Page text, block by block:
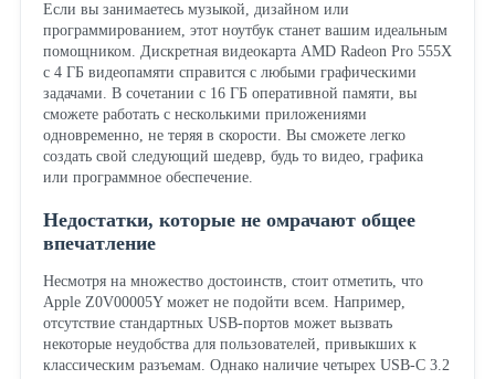
Если вы занимаетесь музыкой, дизайном или
программированием, этот ноутбук станет вашим идеальным
помощником. Дискретная видеокарта AMD Radeon Pro 555X
с 4 ГБ видеопамяти справится с любыми графическими
задачами. В сочетании с 16 ГБ оперативной памяти, вы
сможете работать с несколькими приложениями
одновременно, не теряя в скорости. Вы сможете легко
создать свой следующий шедевр, будь то видео, графика
или программное обеспечение.
Недостатки, которые не омрачают общее
впечатление
Несмотря на множество достоинств, стоит отметить, что
Apple Z0V00005Y может не подойти всем. Например,
отсутствие стандартных USB-портов может вызвать
некоторые неудобства для пользователей, привыкших к
классическим разъемам. Однако наличие четырех USB-C 3.2